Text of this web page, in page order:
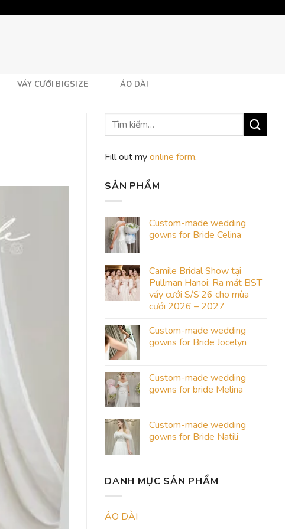
VÁY CƯỚI BIGSIZE ÁO DÀI
Fill out myonline form.
SẢN PHẨM
Custom-made wedding
gowns for Bride Celina
Camile Bridal Show tại
Pullman Hanoi: Ra mắt BST
váy cưới S/S’26 cho mùa
cưới 2026 – 2027
Custom-made wedding
gowns for Bride Jocelyn
Custom-made wedding
gowns for bride Melina
Custom-made wedding
gowns for Bride Natili
DANH MỤC SẢN PHẨM
ÁO DÀI